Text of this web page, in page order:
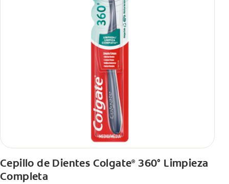
Cepillo de Dientes Colgate®360° Limpieza
Completa